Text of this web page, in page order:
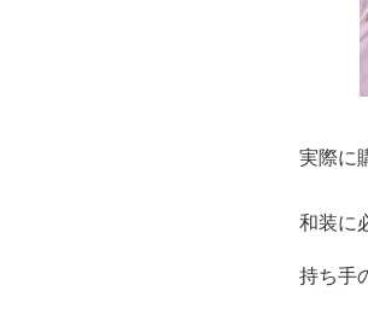
実際に
和装に
持ち手